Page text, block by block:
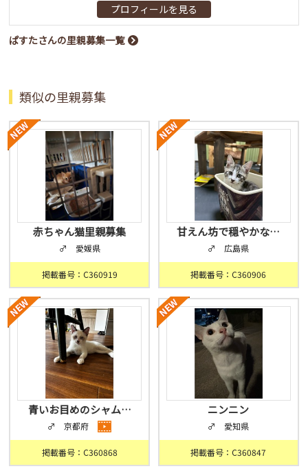
プロフィールを見る
ぱすたさんの里親募集一覧
類似の里親募集
赤ちゃん猫里親募集
♂ 愛媛県
掲載番号：C360919
甘えん坊で穏やかな…
♂ 広島県
掲載番号：C360906
青いお目めのシャム…
♂ 京都府
掲載番号：C360868
ニンニン
♂ 愛知県
掲載番号：C360847